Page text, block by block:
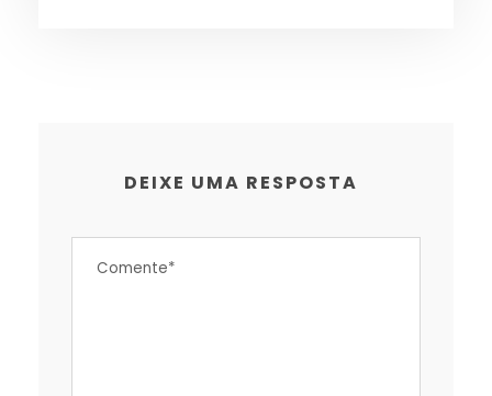
DEIXE UMA RESPOSTA